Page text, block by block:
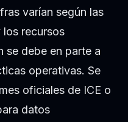
varían según las
recursos
se debe en parte a
operativas. Se
oficiales de ICE o
datos